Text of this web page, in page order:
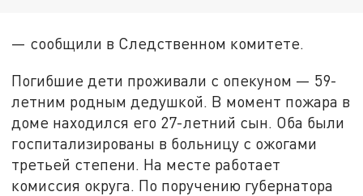
— сообщили в Следственном комитете.
Погибшие дети проживали с опекуном — 59-
летним родным дедушкой. В момент пожара в
доме находился его 27-летний сын. Оба были
госпитализированы в больницу с ожогами
третьей степени. На месте работает
комиссия округа. По поручению губернатора